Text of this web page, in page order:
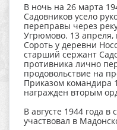
В ночь на 26 марта
Садовников усело
переправы через
Угрюмово. 13 апреля,
Сороть у деревни
старший сержант
противника лично
продовольствие на
Приказом командира
награжден вторым
В августе 1944 года в
участвовал в